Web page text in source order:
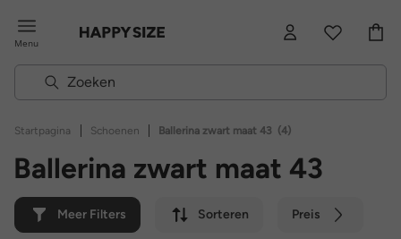
Menu
Startpagina | Schoenen | Ballerina zwart maat 43 (4)
Ballerina zwart maat 43
Meer Filters Sorteren Preis